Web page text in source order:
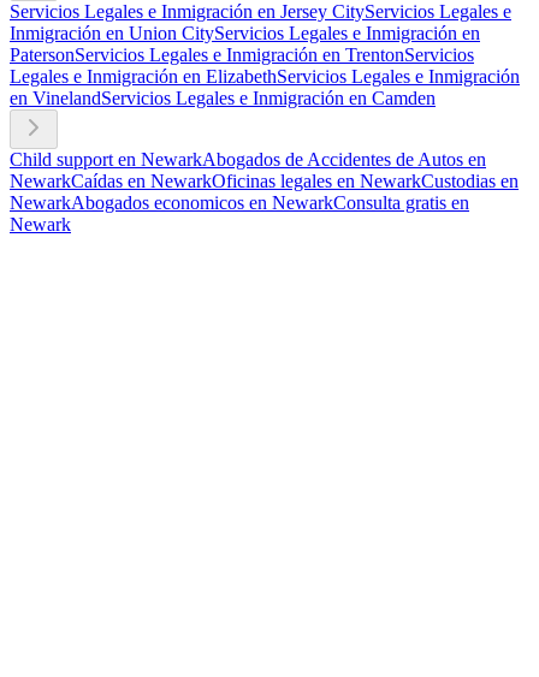
Servicios Legales e Inmigración en Jersey CityServicios Legales e
Inmigración en Union CityServicios Legales e Inmigración en
PatersonServicios Legales e Inmigración en TrentonServicios
Legales e Inmigración en ElizabethServicios Legales e Inmigración
en VinelandServicios Legales e Inmigración en Camden
Child support en NewarkAbogados de Accidentes de Autos en
NewarkCaídas en NewarkOficinas legales en NewarkCustodias en
NewarkAbogados economicos en NewarkConsulta gratis en
Newark